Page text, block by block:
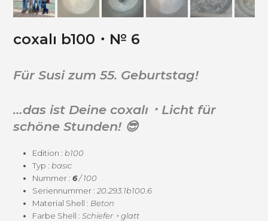
coxalı b100・№ 6
Für Susi zum 55. Geburtstag!
…das ist Deine coxalı ･ Licht für
schöne Stunden! 😎
Edi­tion : b100
Typ : basıc
Num­mer :6/ 100
Seri­en­num­mer : 20.293.1b100.6
Mate­r­i­al Shell : Beton
Farbe Shell :Schiefer・glatt